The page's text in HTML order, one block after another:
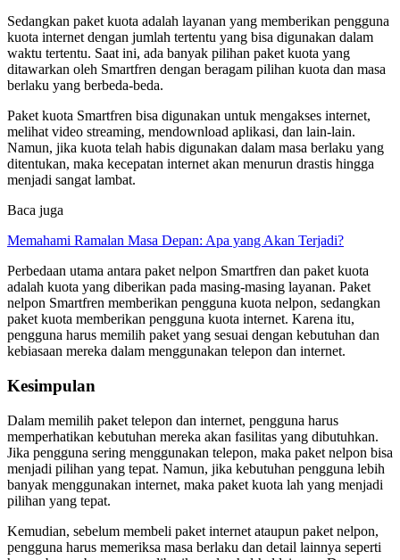
Sedangkan paket kuota adalah layanan yang memberikan pengguna
kuota internet dengan jumlah tertentu yang bisa digunakan dalam
waktu tertentu. Saat ini, ada banyak pilihan paket kuota yang
ditawarkan oleh Smartfren dengan beragam pilihan kuota dan masa
berlaku yang berbeda-beda.
Paket kuota Smartfren bisa digunakan untuk mengakses internet,
melihat video streaming, mendownload aplikasi, dan lain-lain.
Namun, jika kuota telah habis digunakan dalam masa berlaku yang
ditentukan, maka kecepatan internet akan menurun drastis hingga
menjadi sangat lambat.
Baca juga
Memahami Ramalan Masa Depan: Apa yang Akan Terjadi?
Perbedaan utama antara paket nelpon Smartfren dan paket kuota
adalah kuota yang diberikan pada masing-masing layanan. Paket
nelpon Smartfren memberikan pengguna kuota nelpon, sedangkan
paket kuota memberikan pengguna kuota internet. Karena itu,
pengguna harus memilih paket yang sesuai dengan kebutuhan dan
kebiasaan mereka dalam menggunakan telepon dan internet.
Kesimpulan
Dalam memilih paket telepon dan internet, pengguna harus
memperhatikan kebutuhan mereka akan fasilitas yang dibutuhkan.
Jika pengguna sering menggunakan telepon, maka paket nelpon bisa
menjadi pilihan yang tepat. Namun, jika kebutuhan pengguna lebih
banyak menggunakan internet, maka paket kuota lah yang menjadi
pilihan yang tepat.
Kemudian, sebelum membeli paket internet ataupun paket nelpon,
pengguna harus memeriksa masa berlaku dan detail lainnya seperti